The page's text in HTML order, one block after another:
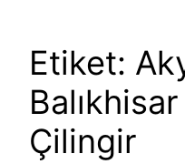
Etiket:
Çilingir